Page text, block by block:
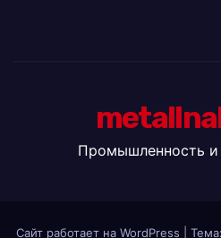
Промышленность и
Сайт работает на WordPress